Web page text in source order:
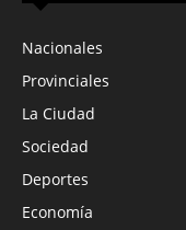
Nacionales
Provinciales
La Ciudad
Sociedad
Deportes
Economía